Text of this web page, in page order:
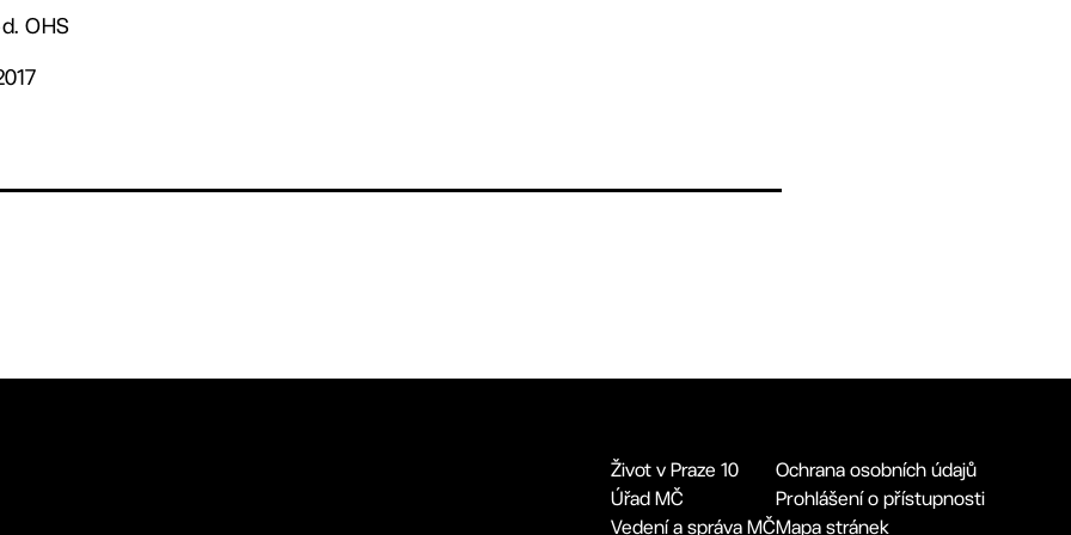
OHS
Život v Praze 10
Úřad MČ
Vedení a správa MČ
Ochrana osobních údajů
Prohlášení o přístupnosti
Mapa stránek